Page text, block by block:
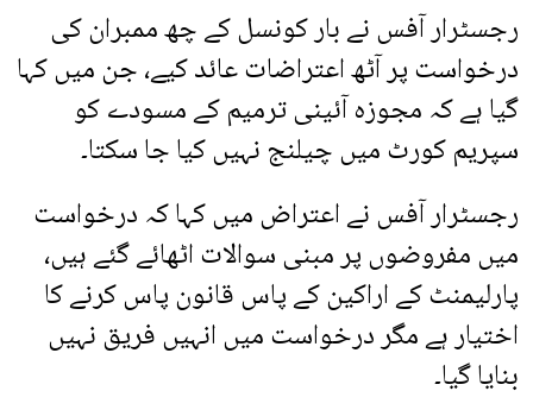
رجسٹرار آفس نے بار کونسل کے چھ ممبران کی
درخواست پر آٹھ اعتراضات عائد کیے، جن میں کہا
گیا ہے کہ مجوزہ آئینی ترمیم کے مسودے کو
سپریم کورٹ میں چیلنج نہیں کیا جا سکتا۔
رجسٹرار آفس نے اعتراض میں کہا کہ درخواست
میں مفروضوں پر مبنی سوالات اٹھائے گئے ہیں،
پارلیمنٹ کے اراکین کے پاس قانون پاس کرنے کا
اختیار ہے مگر درخواست میں انہیں فریق نہیں
بنایا گیا۔